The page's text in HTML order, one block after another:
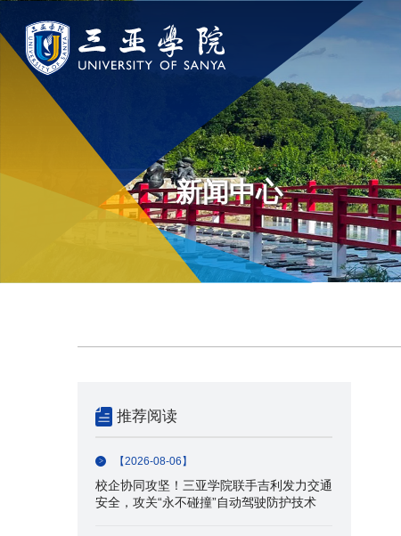
认识三亚学院
校风与校训
校园风景
学院与部门
学院
部门
新闻中心
新闻速递
传媒视点
校园地图
USY印象
新闻中心
推荐阅读
【2026-08-06】
校企协同攻坚！三亚学院联手吉利发力交通
安全，攻关“永不碰撞”自动驾驶防护技术